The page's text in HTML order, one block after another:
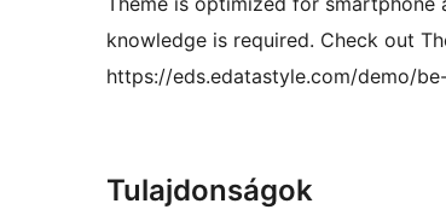
knowledge is required. Check out
https://eds.edatastyle.com/demo/
Tulajdonságok